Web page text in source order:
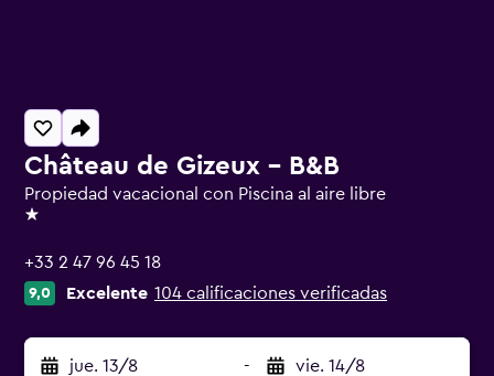
Château de Gizeux - B&B
Propiedad vacacional con Piscina al aire libre
1 estrella
+33 2 47 96 45 18
9,0 Excelente 104 calificaciones verificadas
jue. 13/8 - vie. 14/8